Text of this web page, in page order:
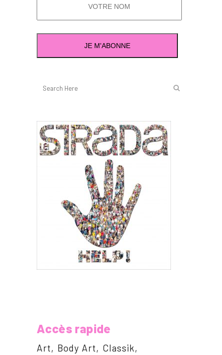
Accès rapide
Art Body Art
Classik